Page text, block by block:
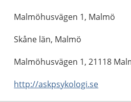
Malmöhusvägen 1, Malmö
Skåne län, Malmö
Malmöhusvägen 1, 21118
http://askpsykologi.se